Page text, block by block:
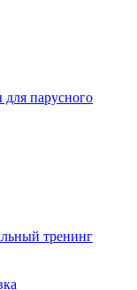
для парусного
тренинг